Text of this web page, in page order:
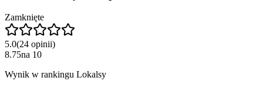
Zamknięte
5.0(24 opinii)
8.75na 10
Wynik w rankingu Lokalsy